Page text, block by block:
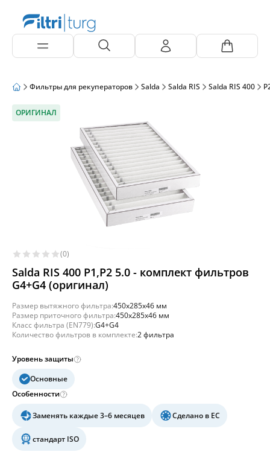
Фильтры для рекуператоров Salda Salda RIS Salda RIS 400
ОРИГИНАЛ
(0)
Salda RIS 400 P1,P2 5.0 - комплект фильтров
G4+G4 (оригинал)
Размер вытяжного фильтра:450x285x46 мм
Размер приточного фильтра:450x285x46 мм
Класс фильтра (EN779):G4+G4
Количество фильтров в комплекте:2 фильтра
Уровень защиты
Основные
Особенности
Заменять каждые 3–6 месяцев Сделано в ЕС
стандарт ISO